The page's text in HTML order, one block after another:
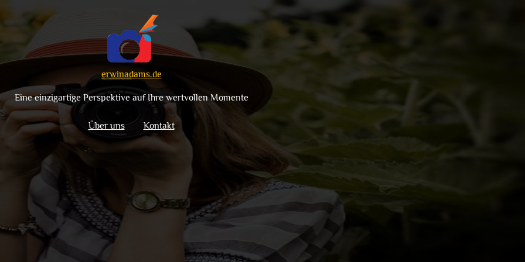
erwinadams.de
Eine einzigartige Perspektive auf Ihre wertvollen Momente
Über uns Kontakt